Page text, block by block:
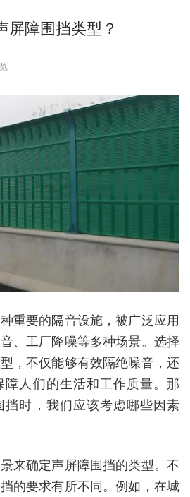
屏障围挡类型？
重要的隔音设施，被广泛应用
、工厂降噪等多种场景。选择
，不仅能够有效隔绝噪音，还
人们的生活和工作质量。那
时，我们应该考虑哪些因素
来确定声屏障围挡的类型。不
的要求有所不同。例如，在城